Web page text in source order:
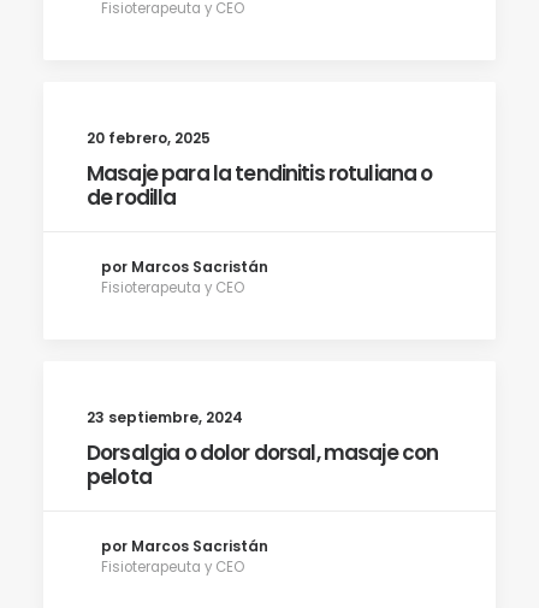
Fisioterapeuta y CEO
20 febrero, 2025
Masaje para la tendinitis rotuliana o
de rodilla
por Marcos Sacristán
Fisioterapeuta y CEO
23 septiembre, 2024
Dorsalgia o dolor dorsal, masaje con
pelota
por Marcos Sacristán
Fisioterapeuta y CEO